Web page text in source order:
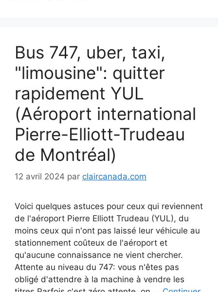
Bus 747, uber, taxi,
"limousine": quitter
rapidement YUL
(Aéroport international
Pierre-Elliott-Trudeau
de Montréal)
12 avril 2024 par claircanada.com
Voici quelques astuces pour ceux qui reviennent
de l'aéroport Pierre Elliott Trudeau (YUL), du
moins ceux qui n'ont pas laissé leur véhicule au
stationnement coûteux de l'aéroport et
qu'aucune connaissance ne vient chercher.
Attente au niveau du 747: vous n'êtes pas
obligé d'attendre à la machine à vendre les